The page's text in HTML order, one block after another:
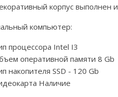
корпус выполнен
компьютер:
процессора Intel I3
оперативной памяти 8 Gb
накопителя SSD - 120 Gb
Наличие